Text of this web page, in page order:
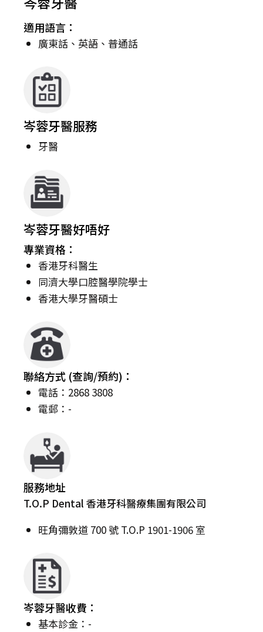
適用語言：
廣東話、英語、普通話
岑蓉牙醫服務
牙醫
岑蓉牙醫好唔好
專業資格：
香港牙科醫生
同濟大學口腔醫學院學士
香港大學牙醫碩士
聯絡方式 (查詢/預約)：
電話：2868 3808
電郵：-
服務地址
T.O.P Dental 香港牙科醫療集團有限公司
旺角彌敦道 700 號 T.O.P 1901-1906 室
岑蓉牙醫收費：
基本診金：-